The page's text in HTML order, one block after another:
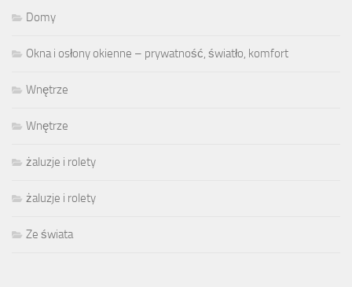
Domy
Okna i osłony okienne – prywatność, światło, komfort
Wnętrze
Wnętrze
żaluzje i rolety
żaluzje i rolety
Ze świata